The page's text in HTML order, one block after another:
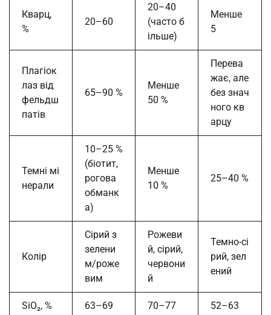
Кварц,
%
20–60
20–40
(часто б
ільше)
Менше
5
Плагіок
лаз від
фельдш
патів
65–90 %
Менше
50 %
Перева
жає, але
без знач
ного кв
арцу
Темні мі
нерали
10–25 %
(біотит,
рогова
обманк
а)
Менше
10 %
25–40 %
Колір
Сірий з
зелени
м/роже
вим
Рожеви
й, сірий,
червони
й
Темно-сі
рий, зел
ений
SiO₂, % 63–69 70–77 52–63